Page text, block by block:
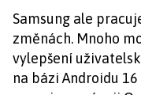
Samsung ale
změnách. Mnoho
vylepšení
na bázi Androidu